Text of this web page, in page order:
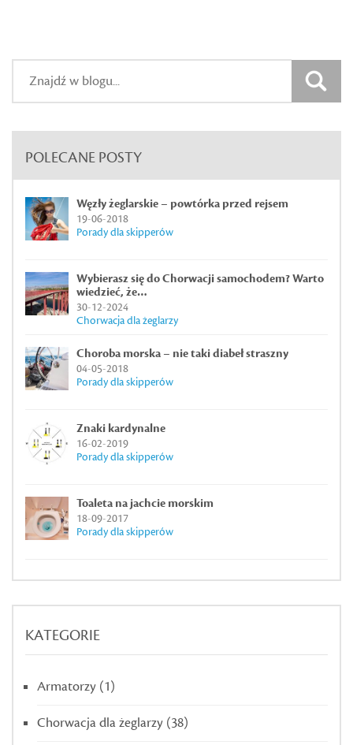
POLECANE POSTY
Węzły żeglarskie – powtórka przed rejsem
19-06-2018
Porady dla skipperów
Wybierasz się do Chorwacji samochodem? Warto
wiedzieć, że…
30-12-2024
Chorwacja dla żeglarzy
Choroba morska – nie taki diabeł straszny
04-05-2018
Porady dla skipperów
Znaki kardynalne
16-02-2019
Porady dla skipperów
Toaleta na jachcie morskim
18-09-2017
Porady dla skipperów
KATEGORIE
Armatorzy (1)
Chorwacja dla żeglarzy (38)